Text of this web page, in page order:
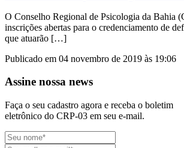
O Conselho Regional de Psicologia da Bahia
inscrições abertas para o credenciamento de
que atuarão […]
Publicado em 04 novembro de 2019 às 19:06
Assine nossa news
Faça o seu cadastro agora e receba o boletim
eletrônico do CRP-03 em seu e-mail.